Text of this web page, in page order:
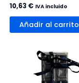
10,63 € IVA incluido
Añadir al carrito